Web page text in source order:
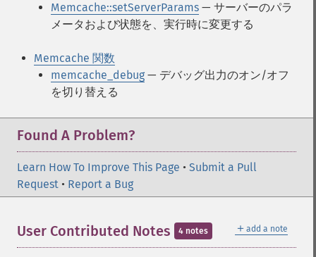
Memcache::setServerParams — サーバーのパラ
メータおよび状態を、実行時に変更する
Memcache 関数
memcache_debug — デバッグ出力のオン/オフ
を切り替える
Found A Problem?
Learn How To Improve This Page • Submit a Pull
Request • Report a Bug
＋ add a note
User Contributed Notes 4 notes